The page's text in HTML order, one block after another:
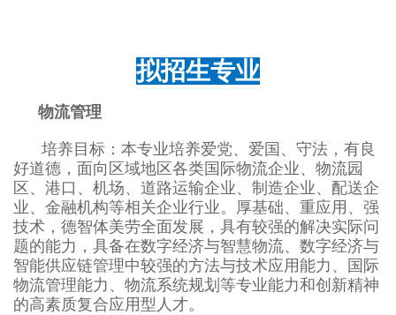
拟招生专业
物流管理
培养目标：本专业培养爱党、爱国、守法，有良
好道德，面向区域地区各类国际物流企业、物流园
区、港口、机场、道路运输企业、制造企业、配送企
业、金融机构等相关企业行业。厚基础、重应用、强
技术，德智体美劳全面发展，具有较强的解决实际问
题的能力，具备在数字经济与智慧物流、数字经济与
智能供应链管理中较强的方法与技术应用能力、国际
物流管理能力、物流系统规划等专业能力和创新精神
的高素质复合应用型人才。